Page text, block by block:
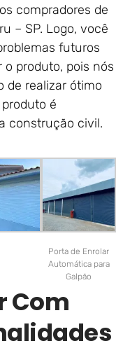
compradores de
– SP. Logo, você
futuros
produto, pois nós
de realizar ótimo
é
construção civil.
Porta de Enrolar
Automática para
Galpão
Com